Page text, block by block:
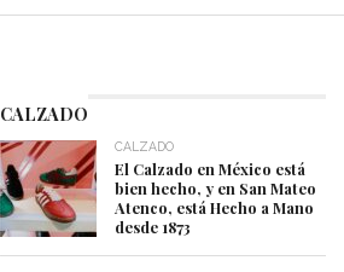
CALZADO
CALZADO
El Calzado en México está
bien hecho, y en San Mateo
Atenco, está Hecho a Mano
desde 1873